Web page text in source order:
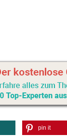
pin it